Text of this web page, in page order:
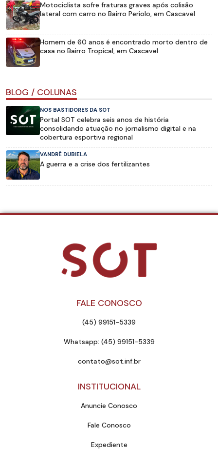
Motociclista sofre fraturas graves após colisão
lateral com carro no Bairro Periolo, em Cascavel
Homem de 60 anos é encontrado morto dentro de
casa no Bairro Tropical, em Cascavel
BLOG / COLUNAS
NOS BASTIDORES DA SOT
Portal SOT celebra seis anos de história
consolidando atuação no jornalismo digital e na
cobertura esportiva regional
VANDRÉ DUBIELA
A guerra e a crise dos fertilizantes
FALE CONOSCO
(45) 99151-5339
Whatsapp: (45) 99151-5339
contato@sot.inf.br
INSTITUCIONAL
Anuncie Conosco
Fale Conosco
Expediente